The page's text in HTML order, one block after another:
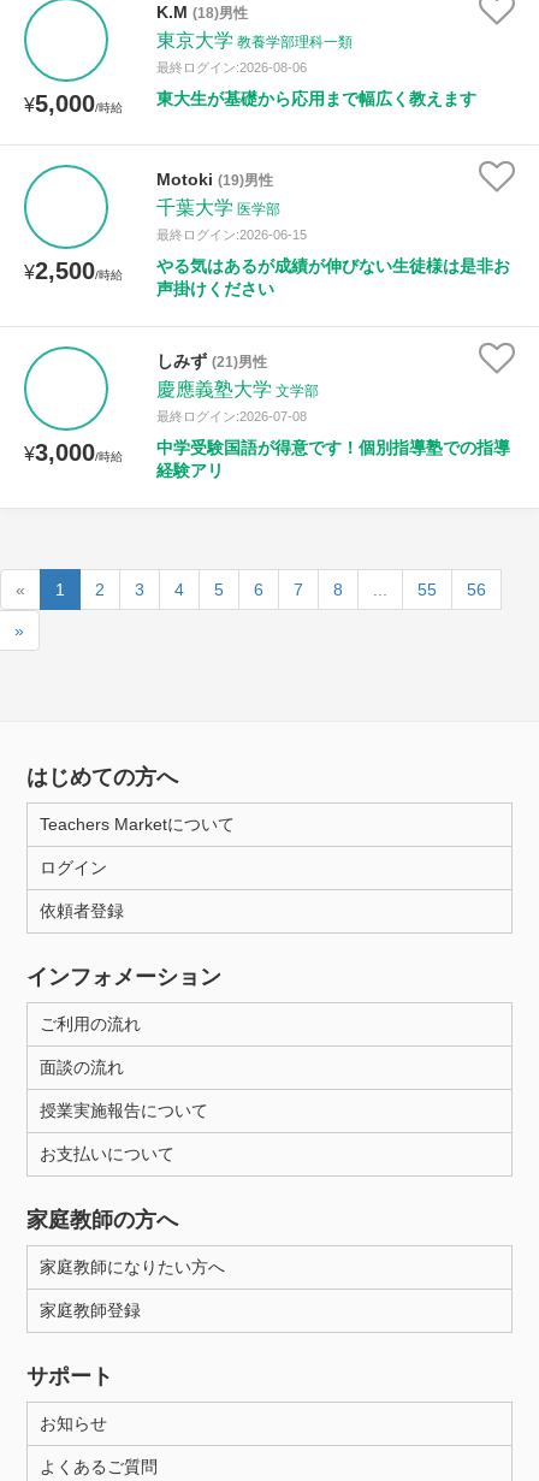
¥5,000/時給
K.M (18)男性
東京大学 教養学部理科一類
最終ログイン:2026-08-06
東大生が基礎から応用まで幅広く教えます
¥2,500/時給
Motoki (19)男性
千葉大学 医学部
最終ログイン:2026-06-15
やる気はあるが成績が伸びない生徒様は是非お
声掛けください
¥3,000/時給
しみず (21)男性
慶應義塾大学 文学部
最終ログイン:2026-07-08
中学受験国語が得意です！個別指導塾での指導
経験アリ
« 1 2 3 4 5 6 7 8 55 56
»
はじめての方へ
Teachers Marketについて
ログイン
依頼者登録
インフォメーション
ご利用の流れ
面談の流れ
授業実施報告について
お支払いについて
家庭教師の方へ
家庭教師になりたい方へ
家庭教師登録
サポート
お知らせ
よくあるご質問